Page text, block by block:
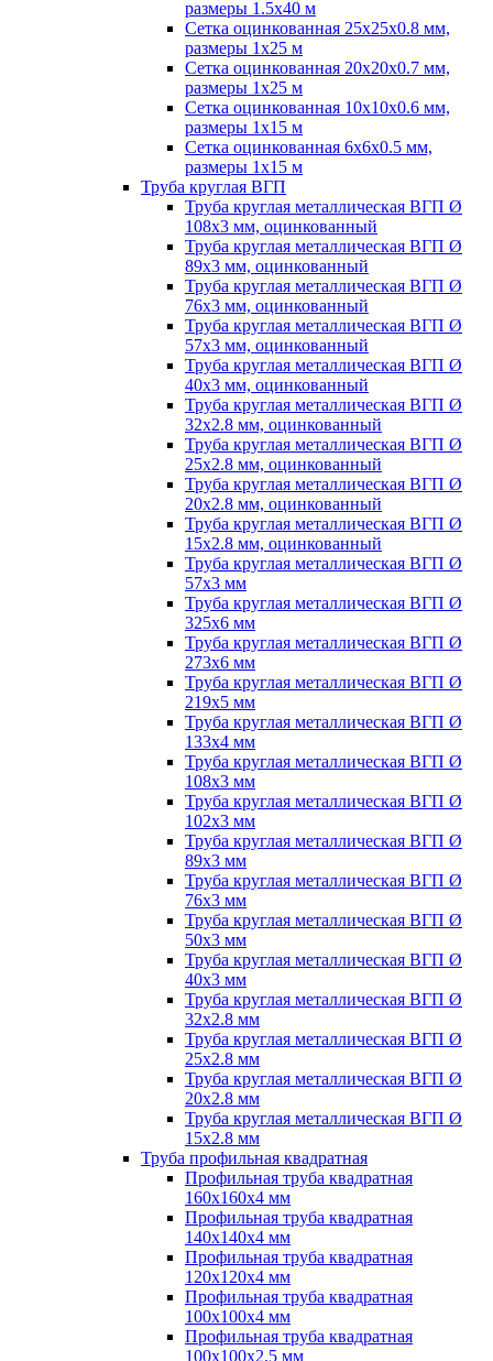
размеры 1.5х40 м
Сетка оцинкованная 25х25х0.8 мм,
размеры 1х25 м
Сетка оцинкованная 20х20х0.7 мм,
размеры 1х25 м
Сетка оцинкованная 10х10х0.6 мм,
размеры 1х15 м
Сетка оцинкованная 6х6х0.5 мм,
размеры 1х15 м
Труба круглая ВГП
Труба круглая металлическая ВГП Ø
108х3 мм, оцинкованный
Труба круглая металлическая ВГП Ø
89х3 мм, оцинкованный
Труба круглая металлическая ВГП Ø
76х3 мм, оцинкованный
Труба круглая металлическая ВГП Ø
57х3 мм, оцинкованный
Труба круглая металлическая ВГП Ø
40х3 мм, оцинкованный
Труба круглая металлическая ВГП Ø
32х2.8 мм, оцинкованный
Труба круглая металлическая ВГП Ø
25х2.8 мм, оцинкованный
Труба круглая металлическая ВГП Ø
20х2.8 мм, оцинкованный
Труба круглая металлическая ВГП Ø
15х2.8 мм, оцинкованный
Труба круглая металлическая ВГП Ø
57х3 мм
Труба круглая металлическая ВГП Ø
325х6 мм
Труба круглая металлическая ВГП Ø
273х6 мм
Труба круглая металлическая ВГП Ø
219х5 мм
Труба круглая металлическая ВГП Ø
133х4 мм
Труба круглая металлическая ВГП Ø
108х3 мм
Труба круглая металлическая ВГП Ø
102х3 мм
Труба круглая металлическая ВГП Ø
89х3 мм
Труба круглая металлическая ВГП Ø
76х3 мм
Труба круглая металлическая ВГП Ø
50х3 мм
Труба круглая металлическая ВГП Ø
40х3 мм
Труба круглая металлическая ВГП Ø
32х2.8 мм
Труба круглая металлическая ВГП Ø
25х2.8 мм
Труба круглая металлическая ВГП Ø
20х2.8 мм
Труба круглая металлическая ВГП Ø
15х2.8 мм
Труба профильная квадратная
Профильная труба квадратная
160х160х4 мм
Профильная труба квадратная
140х140х4 мм
Профильная труба квадратная
120х120х4 мм
Профильная труба квадратная
100х100х4 мм
Профильная труба квадратная
100х100х2.5 мм